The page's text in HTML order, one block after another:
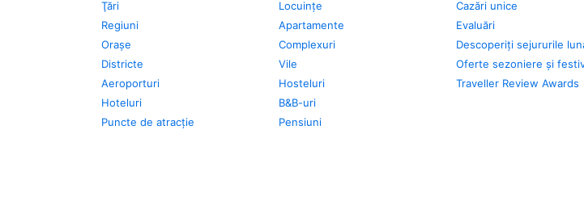
Ţări
Regiuni
Oraşe
Districte
Aeroporturi
Hoteluri
Puncte de atracţie
Locuințe
Apartamente
Complexuri
Vile
Hosteluri
B&B-uri
Pensiuni
Cazări unice
Evaluări
Descoperiți sejururile
Oferte sezoniere și
Traveller Review Awards